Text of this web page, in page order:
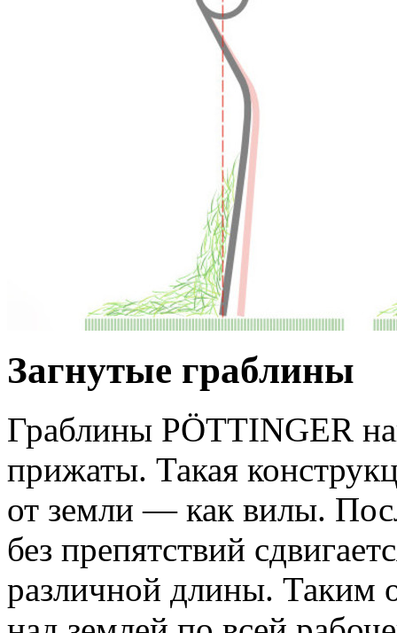
Загнутые граблины
Граблины PÖTTINGER
прижаты. Такая
от земли — как вилы.
без препятствий
различной длины. Таким